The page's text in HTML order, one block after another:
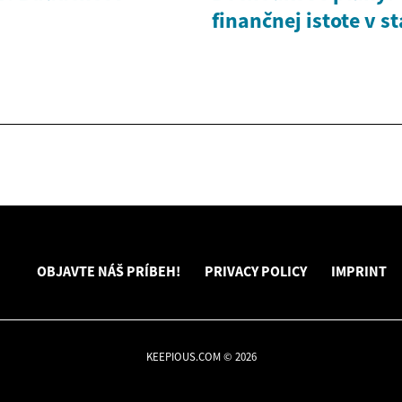
finančnej istote v
OBJAVTE NÁŠ PRÍBEH! PRIVACY POLICY IMPRINT
KEEPIOUS.COM © 2026